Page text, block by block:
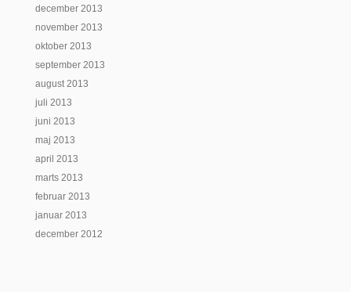
december 2013
november 2013
oktober 2013
september 2013
august 2013
juli 2013
juni 2013
maj 2013
april 2013
marts 2013
februar 2013
januar 2013
december 2012